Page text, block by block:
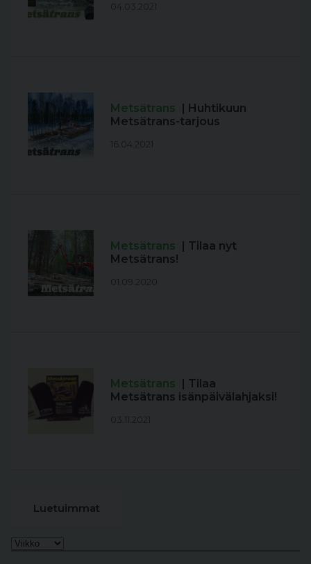
04.03.2021
Metsätrans | Huhtikuun
Metsätrans-tarjous
16.04.2021
Metsätrans | Tilaa nyt
Metsätrans!
01.09.2020
Metsätrans | Tilaa
Metsätrans isänpäivälahjaksi!
03.11.2021
Luetuimmat